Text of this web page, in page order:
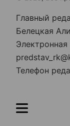
Главный
Белецкая
Телефон